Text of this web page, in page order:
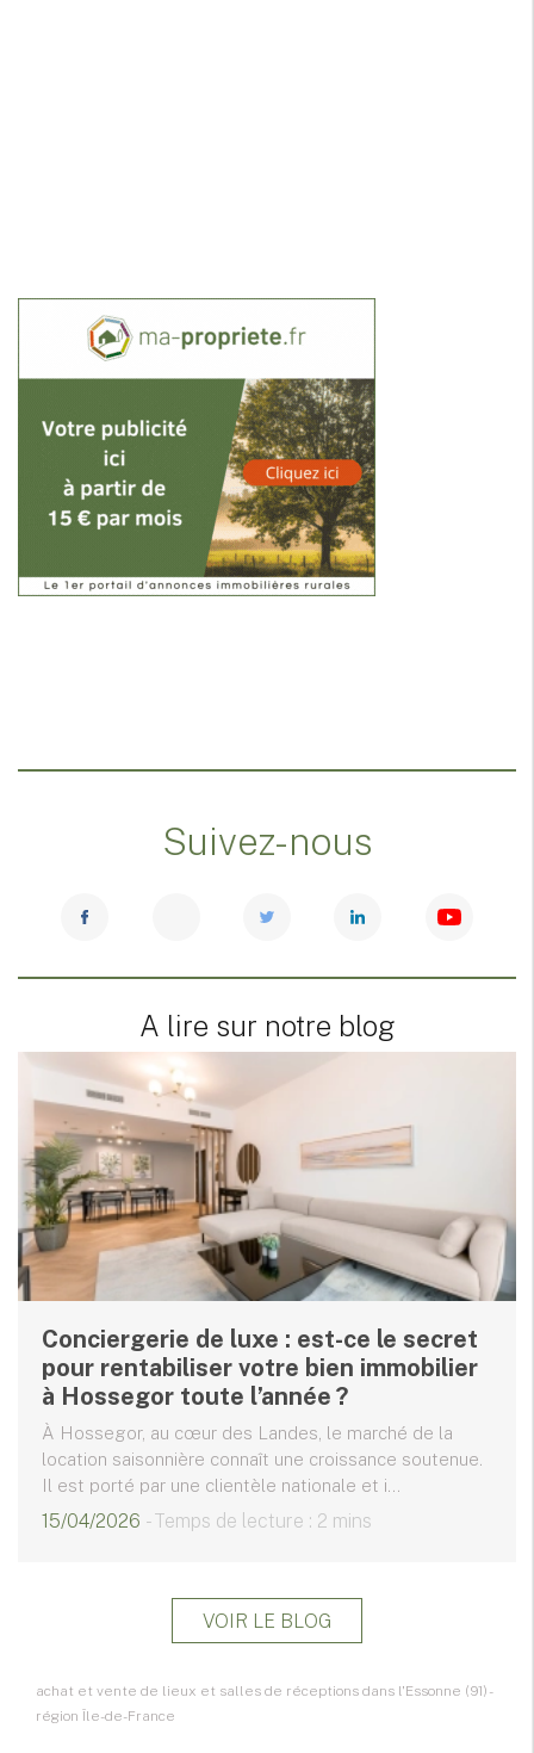
Suivez-nous
A lire sur notre blog
Conciergerie de luxe : est-ce le secret
pour rentabiliser votre bien immobilier
à Hossegor toute l’année ?
À Hossegor, au cœur des Landes, le marché de la
location saisonnière connaît une croissance soutenue.
Il est porté par une clientèle nationale et i...
15/04/2026 - Temps de lecture : 2 mins
VOIR LE BLOG
achat et vente de lieux et salles de réceptions dans l'Essonne (91) -
région Île-de-France